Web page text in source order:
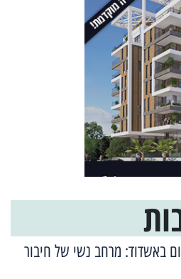
באשדוד: מרחב נשי של חיבור